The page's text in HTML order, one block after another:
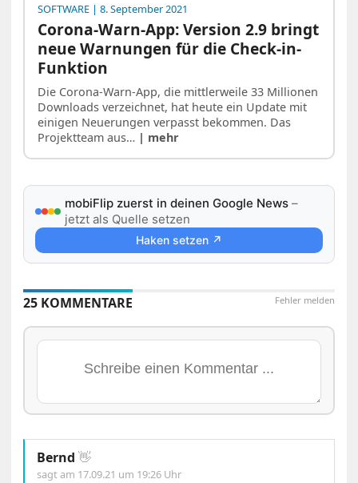
SOFTWARE | 8. September 2021
Corona-Warn-App: Version 2.9 bringt
neue Warnungen für die Check-in-
Funktion
Die Corona-Warn-App, die mittlerweile 33 Millionen
Downloads verzeichnet, hat heute ein Update mit
einigen Neuerungen verpasst bekommen. Das
Projektteam aus… | mehr
mobiFlip zuerst in deinen Google News –
jetzt als Quelle setzen
Haken setzen ↗
Fehler melden
25 KOMMENTARE
Bernd 👋
sagt am 17.09.21 um 19:26 Uhr